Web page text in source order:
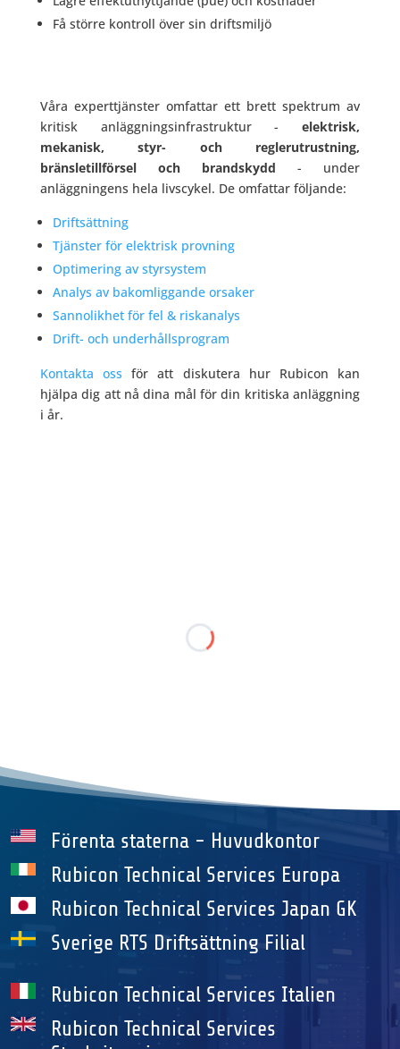
Få större kontroll över sin driftsmiljö
Våra experttjänster omfattar ett brett spektrum av
kritisk anläggningsinfrastruktur -elektrisk,
mekanisk, styr- och reglerutrustning,
bränsletillförsel och brandskydd
- under
anläggningens hela livscykel. De omfattar följande:
Driftsättning
Tjänster för elektrisk provning
Optimering av styrsystem
Analys av bakomliggande orsaker
Sannolikhet för fel & riskanalys
Drift- och underhållsprogram
Kontakta oss för att diskutera hur Rubicon kan
hjälpa dig att nå dina mål för din kritiska anläggning
i år.
Förenta staterna - Huvudkontor
Rubicon Technical Services Europa
Rubicon Technical Services Japan GK
Sverige RTS Driftsättning Filial
Rubicon Technical Services Italien
Rubicon Technical Services